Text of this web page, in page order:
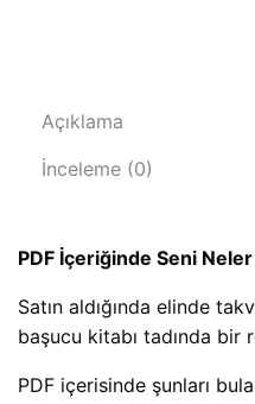
Açıklama
İnceleme (0)
PDF İçeriğinde Seni
Satın aldığında elinde
başucu kitabı tadında bir
PDF içerisinde şunları